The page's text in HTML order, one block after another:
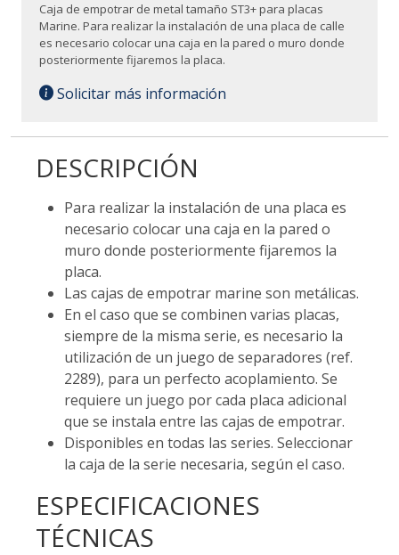
Caja de empotrar de metal tamaño ST3+ para placas
Marine. Para realizar la instalación de una placa de calle
es necesario colocar una caja en la pared o muro donde
posteriormente fijaremos la placa.
Solicitar más información
DESCRIPCIÓN
Para realizar la instalación de una placa es
necesario colocar una caja en la pared o
muro donde posteriormente fijaremos la
placa.
Las cajas de empotrar marine son metálicas.
En el caso que se combinen varias placas,
siempre de la misma serie, es necesario la
utilización de un juego de separadores (ref.
2289), para un perfecto acoplamiento. Se
requiere un juego por cada placa adicional
que se instala entre las cajas de empotrar.
Disponibles en todas las series. Seleccionar
la caja de la serie necesaria, según el caso.
ESPECIFICACIONES
TÉCNICAS